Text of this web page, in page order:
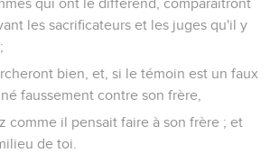
qui ont le différend, comparaîtront
les sacrificateurs et les juges qu'il y
bien, et, si le témoin est un faux
faussement contre son frère,
comme il pensait faire à son frère ; et
de toi.